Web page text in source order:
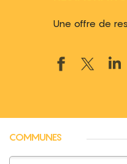
Une offre de
COMMUNES